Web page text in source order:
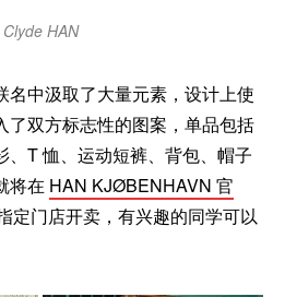
Clyde HAN
名中汲取了大量元素，设计上使
了双方标志性的图案，单品包括
、T 恤、运动短裤、背包、帽子
将在 HAN KJØBENHAVN 官
定门店开卖，有兴趣的同学可以